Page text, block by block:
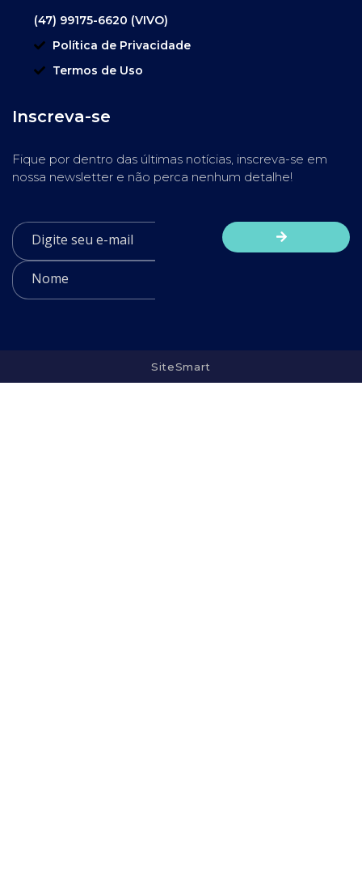
(47) 99175-6620 (VIVO)
Política de Privacidade
Termos de Uso
Inscreva-se
Fique por dentro das últimas notícias, inscreva-se em
nossa newsletter e não perca nenhum detalhe!
SiteSmart